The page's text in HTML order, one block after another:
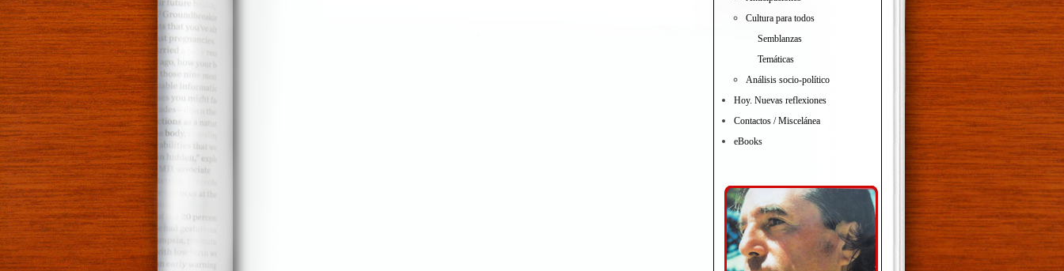
Cultura para todos
Semblanzas
Temáticas
Análisis socio-político
Hoy. Nuevas reflexiones
Contactos / Miscelánea
eBooks